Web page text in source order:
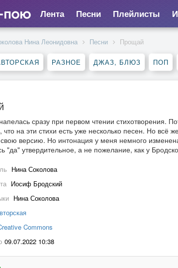
Лента Песни Плейлисты
Нина Леонидовна Песни Прощай
РАЗНОЕ ДЖАЗ, БЛЮЗ ПОП
сразу при первом чтении стихотворения.
что на эти стихи есть уже несколько песен. Но всё
версию. Но интонация у меня немного
"да" утвердительное, а не пожелание, как у
Нина Соколова
Иосиф Бродский
Нина Соколова
Commons
09.07.2022 10:38